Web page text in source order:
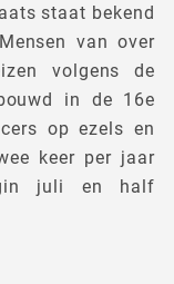
staat bekend
van over
volgens de
in de 16e
op ezels en
keer per jaar
juli en half